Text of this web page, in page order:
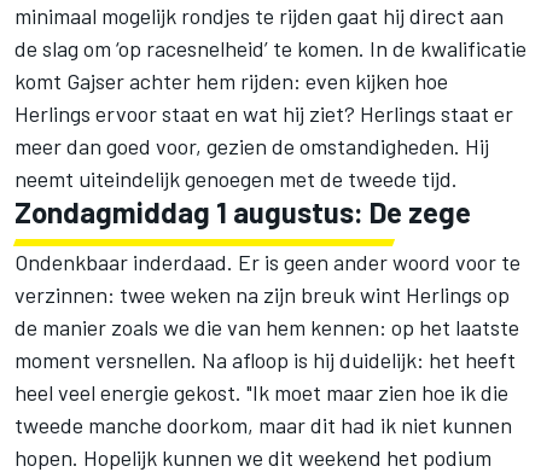
minimaal mogelijk rondjes te rijden gaat hij direct aan
de slag om ‘op racesnelheid’ te komen. In de kwalificatie
komt Gajser achter hem rijden: even kijken hoe
Herlings ervoor staat en wat hij ziet? Herlings staat er
meer dan goed voor, gezien de omstandigheden. Hij
neemt uiteindelijk genoegen met de tweede tijd.
Zondagmiddag 1 augustus: De zege
Ondenkbaar inderdaad. Er is geen ander woord voor te
verzinnen: twee weken na zijn breuk wint Herlings op
de manier zoals we die van hem kennen: op het laatste
moment versnellen. Na afloop is hij duidelijk: het heeft
heel veel energie gekost. "Ik moet maar zien hoe ik die
tweede manche doorkom, maar dit had ik niet kunnen
hopen. Hopelijk kunnen we dit weekend het podium